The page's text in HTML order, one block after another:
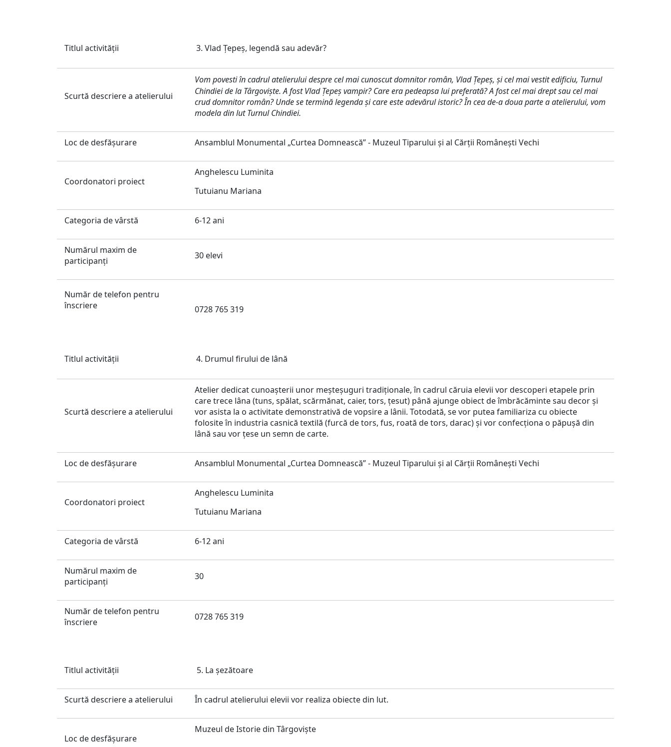
Titlul activităţii Vlad Țepeș, legendă sau adevăr?
Scurtă descriere a atelierului
Vom povesti în cadrul atelierului despre cel mai cunoscutdomnitor român, VladȚepeș, și cel mai vestit edificiu, Turnul
Chindiei de la Târgoviște. A fost Vlad Țepeș vampir? Care era pedeapsa lui preferată?A fost cel mai drept sau cel mai
cruddomnitor român? Undese termină legenda și care este adevărul istoric?În cea de-a doua parte a atelierului, vom
modela din lut Turnul Chindiei.
Loc de desfăşurare Ansamblul Monumental „Curtea Domnească” - Muzeul Tiparului și al Cărții Românești Vechi
Coordonatori proiect
Anghelescu Luminita
Tutuianu Mariana
Categoria de vârstă 6-12 ani
Numărul maxim de
participanți
30 elevi
Număr de telefon pentru
înscriere
0728 765 319
Titlul activităţii Drumul firului de lână
Scurtă descriere a atelierului
Atelier dedicat cunoașterii unor meșteșuguri tradiționale, în cadrul căruia elevii vor descoperi etapele prin
care trece lâna (tuns, spălat, scărmănat, caier, tors, țesut) până ajunge obiect de îmbrăcăminte sau decor și
vor asista la o activitate demonstrativă de vopsire a lânii. Totodată, se vor putea familiariza cu obiecte
folosite în industria casnică textilă (furcă de tors, fus, roată de tors, darac) și vor confecționa o păpușă din
lână sau vor țese un semn de carte.
Loc de desfăşurare Ansamblul Monumental „Curtea Domnească” - Muzeul Tiparului și al Cărții Românești Vechi
Coordonatori proiect
Anghelescu Luminita
Tutuianu Mariana
Categoria de vârstă 6-12 ani
Numărul maxim de
participanți
30
Număr de telefon pentru
înscriere
0728 765 319
Titlul activităţii 5. La șezătoare
Scurtă descriere a atelierului În cadrul atelierului elevii vor realiza obiecte din lut.
Loc de desfăşurare
Muzeul de Istorie din Târgoviște